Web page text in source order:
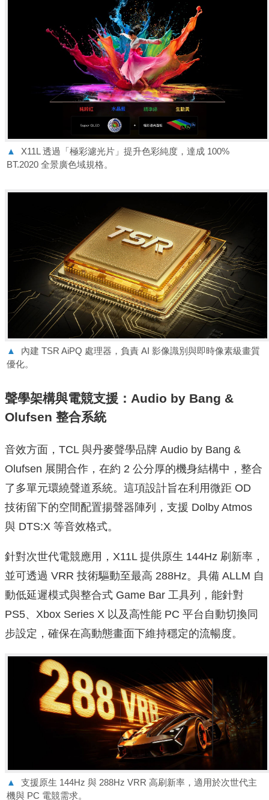
▲
X11L 透過「極彩濾光片」提升色彩純度，達成 100%
BT.2020 全景廣色域規格。
▲
內建 TSR AiPQ 處理器，負責 AI 影像識別與即時像素級畫質
優化。
聲學架構與電競支援：Audio by Bang &
Olufsen 整合系統
音效方面，TCL 與丹麥聲學品牌 Audio by Bang &
Olufsen 展開合作，在約 2 公分厚的機身結構中，整合
了多單元環繞聲道系統。這項設計旨在利用微距 OD
技術留下的空間配置揚聲器陣列，支援 Dolby Atmos
與 DTS:X 等音效格式。
針對次世代電競應用，X11L 提供原生 144Hz 刷新率，
並可透過 VRR 技術驅動至最高 288Hz。具備 ALLM 自
動低延遲模式與整合式 Game Bar 工具列，能針對
PS5、Xbox Series X 以及高性能 PC 平台自動切換同
步設定，確保在高動態畫面下維持穩定的流暢度。
▲
支援原生 144Hz 與 288Hz VRR 高刷新率，適用於次世代主
機與 PC 電競需求。